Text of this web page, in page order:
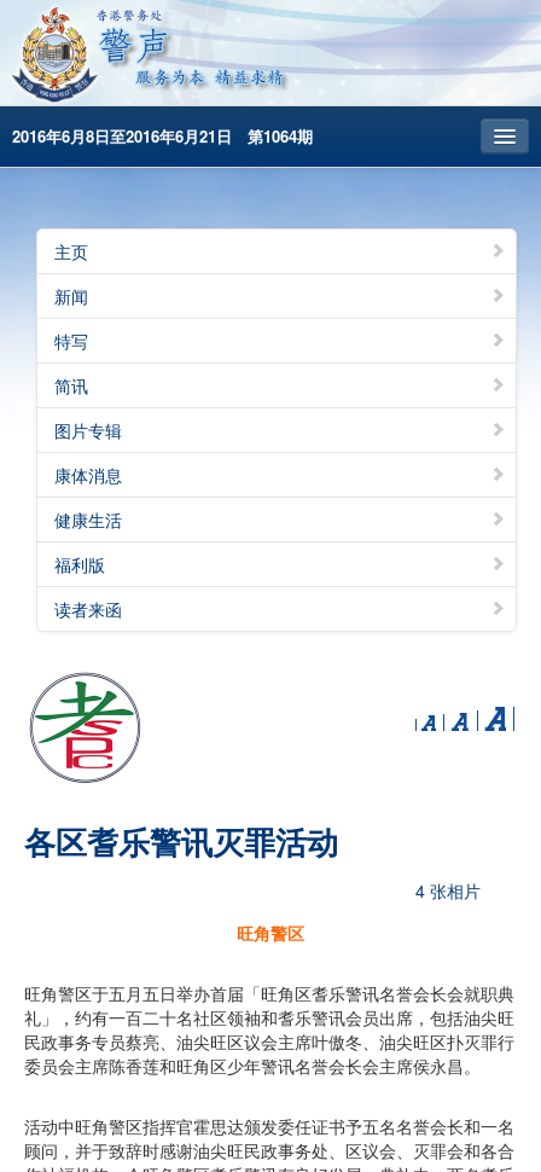
2016年6月8日至2016年6月21日 第1064期
昔日警声
警务处主页
繁體版
English
主页
新闻
特写
简讯
图片专辑
康体消息
健康生活
福利版
读者来函
各区耆乐警讯灭罪活动
4 张相片
旺角警区
旺角警区于五月五日举办首届「旺角区耆乐警讯名誉会长会就职典
礼」，约有一百二十名社区领袖和耆乐警讯会员出席，包括油尖旺
民政事务专员蔡亮、油尖旺区议会主席叶傲冬、油尖旺区扑灭罪行
委员会主席陈香莲和旺角区少年警讯名誉会长会主席侯永昌。
活动中旺角警区指挥官霍思达颁发委任证书予五名名誉会长和一名
顾问，并于致辞时感谢油尖旺民政事务处、区议会、灭罪会和各合